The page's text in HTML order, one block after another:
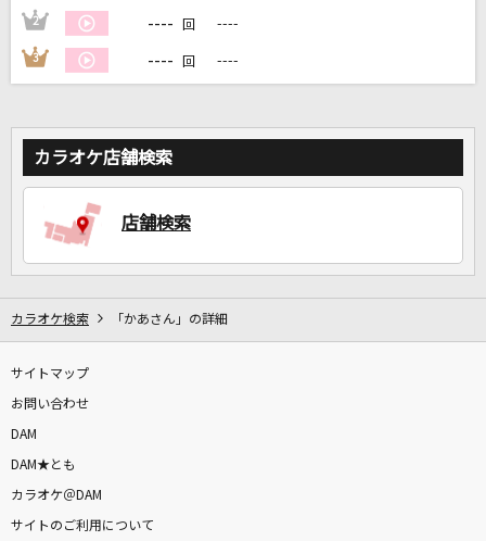
2 ---- 回 ----
3 ---- 回 ----
カラオケ店舗検索
店舗検索
カラオケ検索 「かあさん」の詳細
サイトマップ
お問い合わせ
DAM
DAM★とも
カラオケ＠DAM
サイトのご利用について